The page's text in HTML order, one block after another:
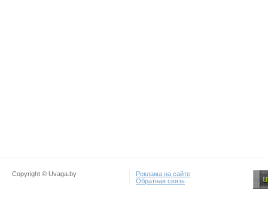
Copyright © Uvaga.by
Реклама на сайте
Обратная связь